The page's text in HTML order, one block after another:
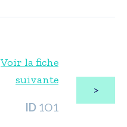
Voir la fiche
suivante
ID 1O1
>